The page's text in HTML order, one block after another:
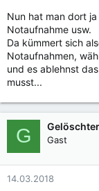
Nun hat man dort
Notaufnahme usw.
Da kümmert sich
Notaufnahmen,
und es ablehnst
musst...
G Gast
14.03.2018